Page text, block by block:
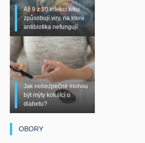
Až 9 z 10 infekcí krku
způsobují viry, na které
antibiotika nefungují
Jak nebezpečné mohou
být mýty kolující o
diabetu?
OBORY